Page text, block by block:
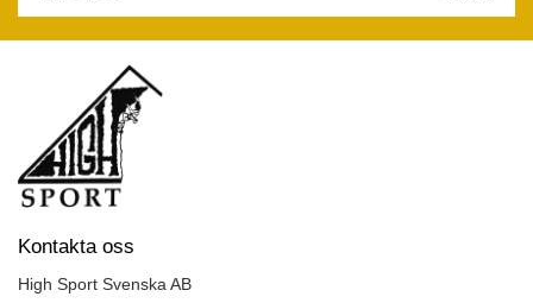
Kontakta oss
High Sport Svenska AB